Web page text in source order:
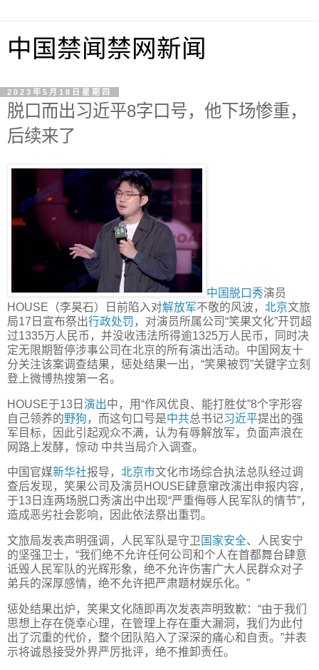
中国禁闻禁网新闻
2023年5月18日星期四
脱口而出习近平8字口号，他下场惨重，
后续来了
中国 脱口秀演员
HOUSE（李昊石）日前陷入对解放军不敬的风波， 北京文旅
局17日宣布祭出行政处罚，对演员所属公司“笑果文化”开罚超
过1335万人民币，并没收违法所得逾1325万人民币，同时决
定无限期暂停涉事公司在北京的所有演出活动。中国网友十
分关注该案调查结果，惩处结果一出，“笑果被罚”关键字立刻
登上微博热搜第一名。
HOUSE于13日 演出中，用“作风优良、能打胜仗”8个字形容
自己领养的野狗，而这句口号是中共总书记习近平提出的强
军目标，因此引起观众不满，认为有辱解放军，负面声浪在
网路上发酵，惊动 中共当局介入调查。
中国官媒新华社报导， 北京市文化市场综合执法总队经过调
查后发现，笑果公司及演员HOUSE肆意窜改演出申报内容，
于13日连两场脱口秀演出中出现“严重侮辱人民军队的情节”，
造成恶劣社会影响，因此依法祭出重罚。
文旅局发表声明强调，人民军队是守卫 国家安全、人民安宁
的坚强卫士，“我们绝不允许任何公司和个人在首都舞台肆意
诋毁人民军队的光辉形象，绝不允许伤害广大人民群众对子
弟兵的深厚感情，绝不允许把严肃题材娱乐化。”
惩处结果出炉，笑果文化随即再次发表声明致歉：“由于我们
思想上存在侥幸心理，在管理上存在重大漏洞，我们为此付
出了沉重的代价，整个团队陷入了深深的痛心和自责。”并表
示将诚恳接受外界严厉批评，绝不推卸责任。